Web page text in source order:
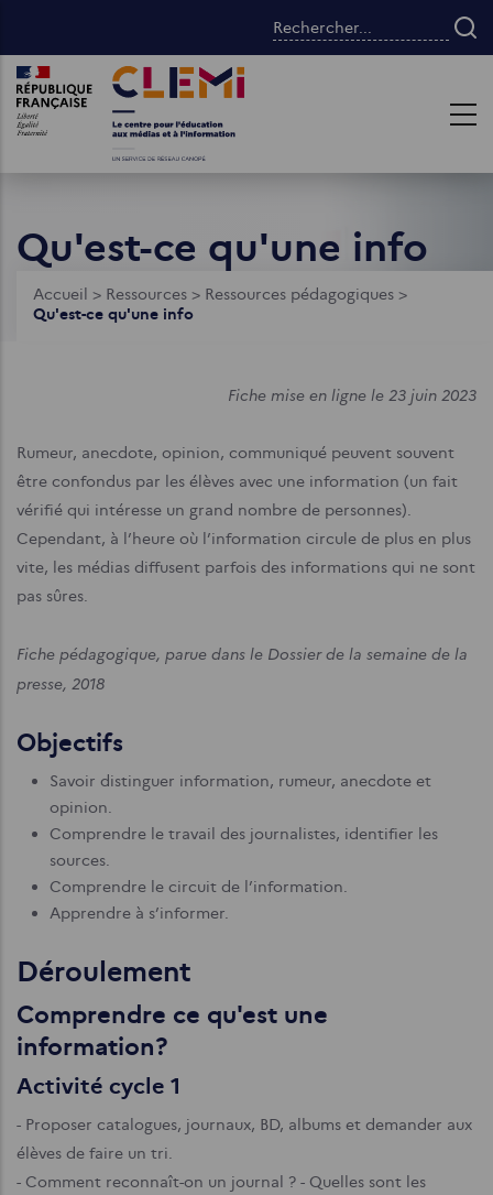
contenu
principal
Rechercher...
Images Images
Qu'est-ce qu'une info
Fil
Accueil > Ressources > Ressources pédagogiques >
Qu'est-ce qu'une info
Fiche mise en ligne le 23 juin 2023
Rumeur, anecdote, opinion, communiqué peuvent souvent
être confondus par les élèves avec une information (un fait
vérifié qui intéresse un grand nombre de personnes).
Cependant, à l’heure où l’information circule de plus en plus
vite, les médias diffusent parfois des informations qui ne sont
pas sûres.
Fiche pédagogique, parue dans le Dossier de la semaine de la
presse, 2018
Objectifs
Savoir distinguer information, rumeur, anecdote et
opinion.
Comprendre le travail des journalistes, identifier les
sources.
Comprendre le circuit de l’information.
Apprendre à s’informer.
Déroulement
Comprendre ce qu'est une
information?
Activité cycle 1
- Proposer catalogues, journaux, BD, albums et demander aux
élèves de faire un tri.
- Comment reconnaît-on un journal ? - Quelles sont les